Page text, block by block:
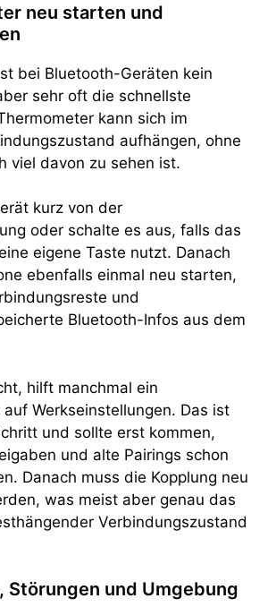
neu starten und
bei Bluetooth-Geräten kein
sehr oft die schnellste
kann sich im
aufhängen, ohne
viel davon zu sehen ist.
kurz von der
oder schalte es aus, falls das
eigene Taste nutzt. Danach
ebenfalls einmal neu starten,
und
Bluetooth-Infos aus dem
hilft manchmal ein
Werkseinstellungen. Das ist
und sollte erst kommen,
und alte Pairings schon
Danach muss die Kopplung neu
was meist aber genau das
Verbindungszustand
Störungen und Umgebung